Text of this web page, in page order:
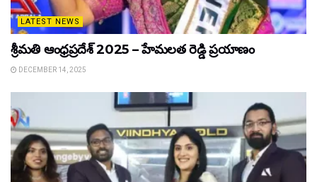
LATEST NEWS
శ్రీమతి ఆంధ్రప్రదేశ్ 2025 – హేమలత రెడ్డి ప్రయాణం
DECEMBER 14, 2025